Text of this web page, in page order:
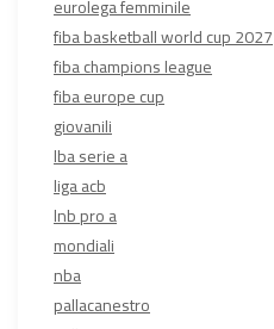
eurolega femminile
fiba basketball world cup 2027
fiba champions league
fiba europe cup
giovanili
lba serie a
liga acb
lnb pro a
mondiali
nba
pallacanestro